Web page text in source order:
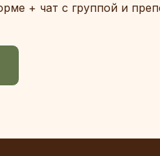
+ чат с группой и